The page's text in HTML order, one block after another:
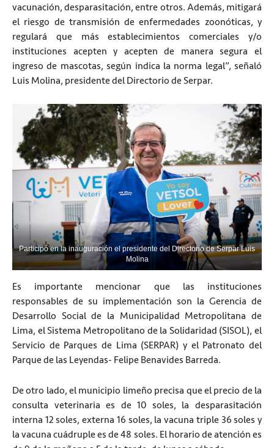
vacunación, desparasitación, entre otros. Además, mitigará
el riesgo de transmisión de enfermedades zoonóticas, y
regulará que más establecimientos comerciales y/o
instituciones acepten y acepten de manera segura el
ingreso de mascotas, según indica la norma legal”, señaló
Luis Molina, presidente del Directorio de Serpar.
Participó en la inauguración el presidente del Directorio de Serpar Luis
Molina
Es importante mencionar que las instituciones
responsables de su implementación son la Gerencia de
Desarrollo Social de la Municipalidad Metropolitana de
Lima, el Sistema Metropolitano de la Solidaridad (SISOL), el
Servicio de Parques de Lima (SERPAR) y el Patronato del
Parque de las Leyendas- Felipe Benavides Barreda.
De otro lado, el municipio limeño precisa que el precio de la
consulta veterinaria es de 10 soles, la desparasitación
interna 12 soles, externa 16 soles, la vacuna triple 36 soles y
la vacuna cuádruple es de 48 soles. El horario de atención es